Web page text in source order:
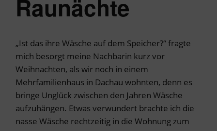
Raunächte
„Ist das ihre Wäsche auf dem Speicher?“ fragte
mich besorgt meine Nachbarin kurz vor
Weihnachten, als wir noch in einem
Mehrfamilienhaus in Dachau wohnten, denn es
bringe Unglück zwischen den Jahren Wäsche
aufzuhängen. Etwas verwundert brachte ich die
nasse Wäsche rechtzeitig in die Wohnung zum